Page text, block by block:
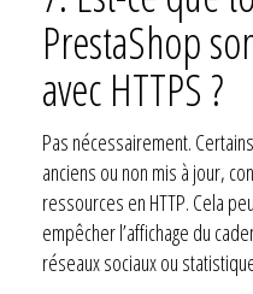
PrestaShop
avec HTTPS ?
Pas nécessairement.
anciens ou non mis à jour,
ressources en HTTP. Cela
empêcher l’affichage du
réseaux sociaux ou